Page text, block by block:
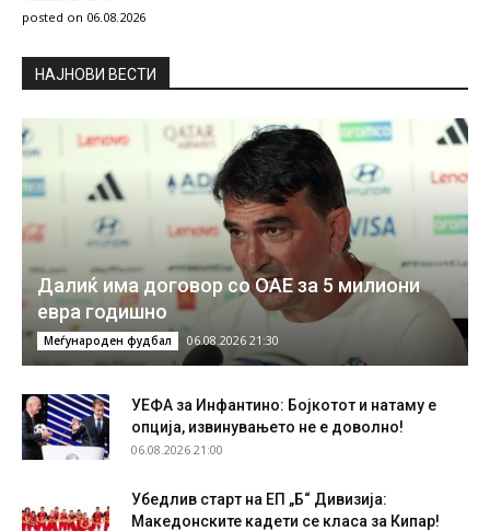
posted on 06.08.2026
НAЈНОВИ ВЕСТИ
Далиќ има договор со ОАЕ за 5 милиони
евра годишно
Меѓународен фудбал 06.08.2026 21:30
УЕФА за Инфантино: Бојкотот и натаму е
опција, извинувањето не е доволно!
06.08.2026 21:00
Убедлив старт на ЕП „Б“ Дивизија:
Македонските кадети се класа за Кипар!